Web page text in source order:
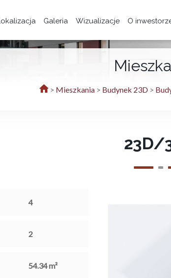
Galeria Wizualizacje O
> Mieszkania> Budynek 23D>
23D/
4
2
54.34m²